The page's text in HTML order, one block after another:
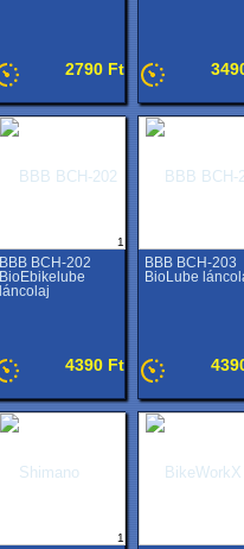
2790 Ft
1
BBB BCH-202
BioEbikelube
láncolaj
4390 Ft
BBB BCH-203
BioLube
1